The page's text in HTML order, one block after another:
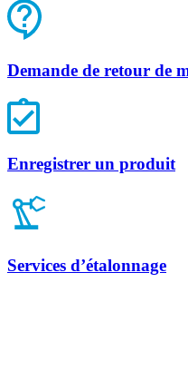
Demande de retour de
Enregistrer un produit
Services d’étalonnage